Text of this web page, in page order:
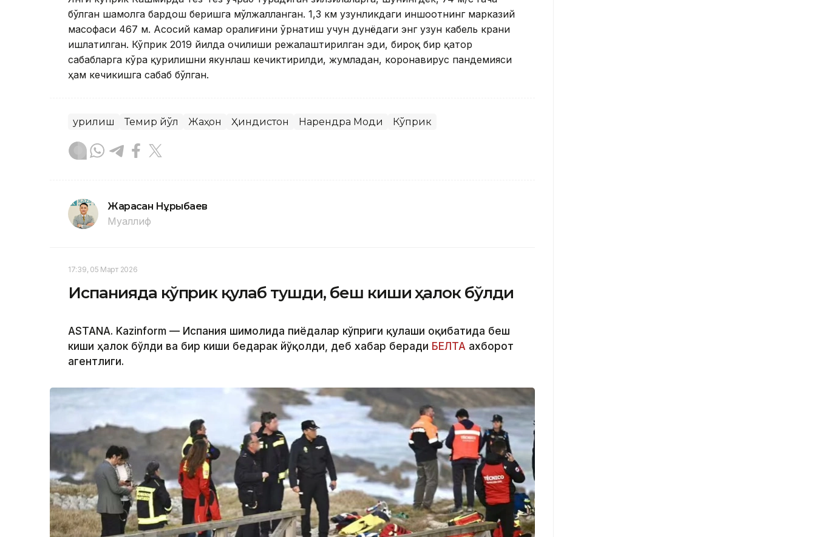
бўлган шамолга бардош беришга мўлжалланган. 1,3 км узунликдаги иншоотнинг марказий
масофаси 467 м. Асосий камар оралиғини ўрнатиш учун дунёдаги энг узун кабель крани
ишлатилган. Кўприк 2019 йилда очилиши режалаштирилган эди, бироқ бир қатор
сабабларга кўра қурилишни якунлаш кечиктирилди, жумладан, коронавирус пандемияси
ҳам кечикишга сабаб бўлган.
Қурилиш Темир йўл Жаҳон Ҳиндистон Нарендра Моди Кўприк
Жарасқан Нұрыбаев
Муаллиф
17:39, 05 Март 2026
Испанияда кўприк қулаб тушди, беш киши ҳалок бўлди
ASTANA. Kazinform — Испания шимолида пиёдалар кўприги қулаши оқибатида беш
киши ҳалок бўлди ва бир киши бедарак йўқолди, деб хабар беради БЕЛТА ахборот
агентлиги.